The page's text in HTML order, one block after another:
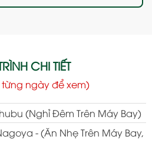
CHI TIẾT
ngày để xem)
(Nghỉ Đêm Trên Máy Bay)
- (Ăn Nhẹ Trên Máy Bay,